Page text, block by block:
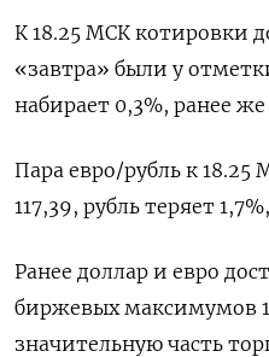
К 18.25 МСК котировки
«завтра» были у
набирает 0,3%, ранее
Пара евро/рубль к
117,39, рубль теряет 1,7%,
Ранее доллар и евро
биржевых максимумов
значительную часть